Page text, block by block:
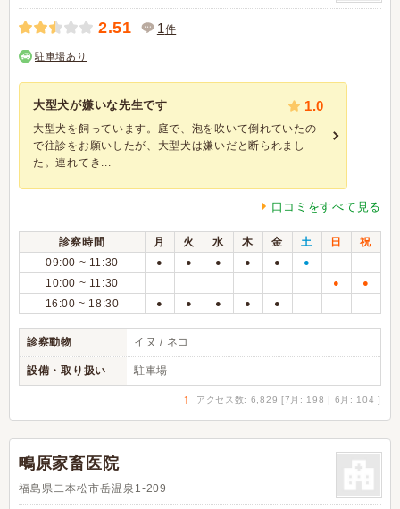
2.51 1件
駐車場あり
大型犬が嫌いな先生です 1.0
大型犬を飼っています。庭で、泡を吹いて倒れていたの
で往診をお願いしたが、大型犬は嫌いだと断られまし
た。連れてき...
口コミをすべて見る
診察時間 月 火 水 木 金 土 日
祝
09:00 ~ 11:30
● ● ● ● ● ●
10:00 ~ 11:30 ● ●
16:00 ~ 18:30 ● ● ● ● ●
診察動物 イヌ / ネコ
設備・取り扱い 駐車場
↑ アクセス数: 6,829 [7月: 198 | 6月: 104 ]
鴫原家畜医院
福島県二本松市岳温泉1-209